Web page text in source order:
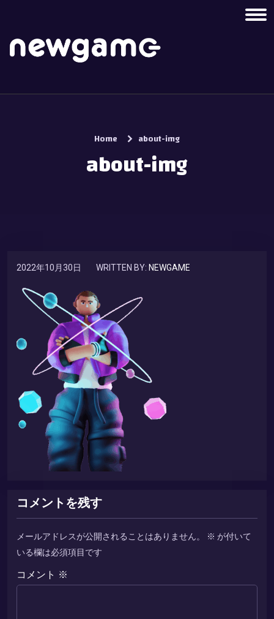
Home about-img
about-img
2022年10月30日 WRITTEN BY: NEWGAME
コメントを残す
メールアドレスが公開されることはありません。 ※ が付いて
いる欄は必須項目です
コメント ※